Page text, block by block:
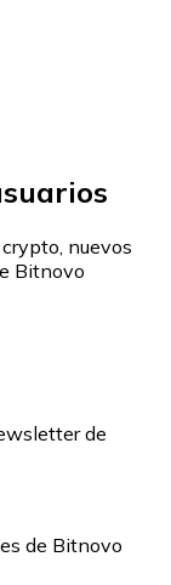
nuevos
Bitnovo
de
de Bitnovo